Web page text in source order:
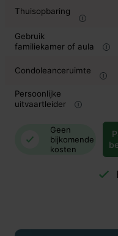
Thuisopbaring
Gebruik
familiekamer of aula
Condoleanceruimte
Persoonlijke
uitvaartleider
Geen
bijkomende
kosten